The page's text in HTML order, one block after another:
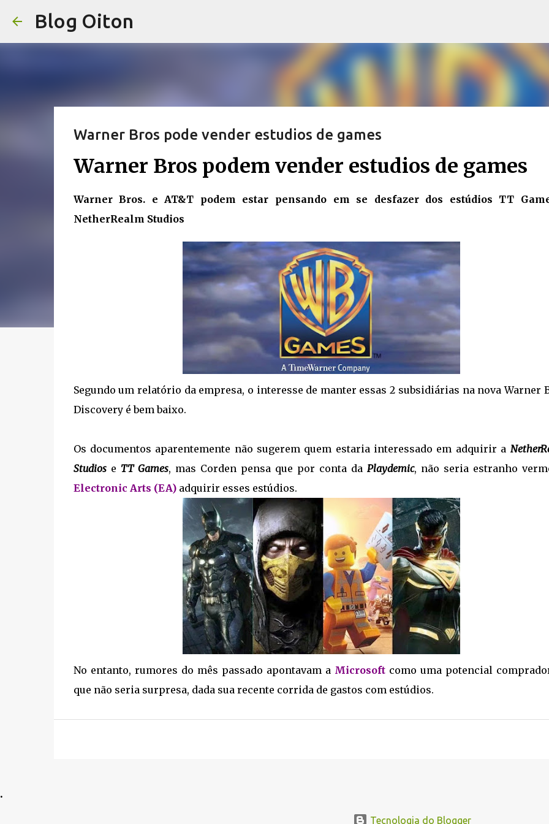
Blog Oiton
Warner Bros pode vender estudios de games
Warner Bros podem vender estudios de games
Warner Bros. e AT&T podem estar pensando em se desfazer dos estúdios TT
NetherRealm Studios
Segundo um relatório da empresa, o interesse de manter essas 2 subsidiárias na nova Warner
Discovery é bem baixo.
Os documentos aparentemente não sugerem quem estaria interessado em adquirir a
Studiose TT Games, mas Corden pensa que por conta daPlaydemic, não seria estranho
Electronic Arts (EA) adquirir esses estúdios.
No entanto, rumores do mês passado apontavam a Microsoft como uma potencial
que não seria surpresa, dada sua recente corrida de gastos com estúdios.
.
Tecnologia do Blogger